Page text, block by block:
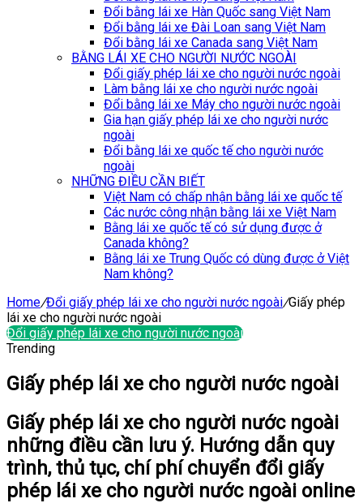
Đổi bằng lái xe Hàn Quốc sang Việt Nam
Đổi bằng lái xe Đài Loan sang Việt Nam
Đổi bằng lái xe Canada sang Việt Nam
BẰNG LÁI XE CHO NGƯỜI NƯỚC NGOÀI
Đổi giấy phép lái xe cho người nước ngoài
Làm bằng lái xe cho người nước ngoài
Đổi bằng lái xe Máy cho người nước ngoài
Gia hạn giấy phép lái xe cho người nước
ngoài
Đổi bằng lái xe quốc tế cho người nước
ngoài
NHỮNG ĐIỀU CẦN BIẾT
Việt Nam có chấp nhận bằng lái xe quốc tế
Các nước công nhận bằng lái xe Việt Nam
Bằng lái xe quốc tế có sử dụng được ở
Canada không?
Bằng lái xe Trung Quốc có dùng được ở Việt
Nam không?
Home/Đổi giấy phép lái xe cho người nước ngoài/Giấy phép
lái xe cho người nước ngoài
Đổi giấy phép lái xe cho người nước ngoài
Trending
Giấy phép lái xe cho người nước ngoài
Giấy phép lái xe cho người nước ngoài
những điều cần lưu ý. Hướng dẫn quy
trình, thủ tục, chí phí chuyển đổi giấy
phép lái xe cho người nước ngoài online